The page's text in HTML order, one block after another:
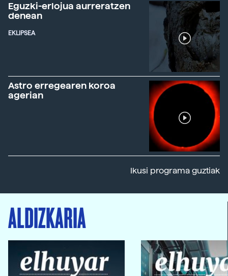
Eguzki-erlojua aurreratzen
denean
EKLIPSEA
Astro erregearen koroa
agerian
Ikusi programa guztiak
ALDIZKARIA